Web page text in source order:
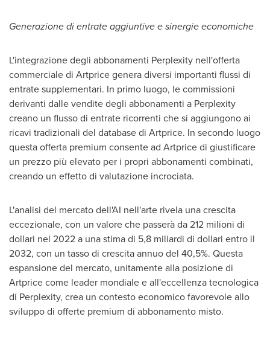
Generazione di entrate aggiuntive e sinergie economiche
L'integrazione degli abbonamenti Perplexity nell'offerta
commerciale di Artprice genera diversi importanti flussi di
entrate supplementari. In primo luogo, le commissioni
derivanti dalle vendite degli abbonamenti a Perplexity
creano un flusso di entrate ricorrenti che si aggiungono ai
ricavi tradizionali del database di Artprice. In secondo luogo
questa offerta premium consente ad Artprice di giustificare
un prezzo più elevato per i propri abbonamenti combinati,
creando un effetto di valutazione incrociata.
L'analisi del mercato dell'AI nell'arte rivela una crescita
eccezionale, con un valore che passerà da 212 milioni di
dollari nel 2022 a una stima di 5,8 miliardi di dollari entro il
2032, con un tasso di crescita annuo del 40,5%. Questa
espansione del mercato, unitamente alla posizione di
Artprice come leader mondiale e all'eccellenza tecnologica
di Perplexity, crea un contesto economico favorevole allo
sviluppo di offerte premium di abbonamento misto.